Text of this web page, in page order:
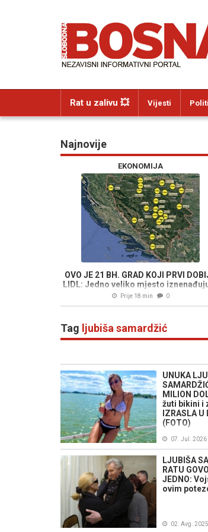
Rat u zalivu 💥 Vijesti
Najnovije
EKONOMIJA
OVO JE 21 BH. GRAD KOJI PRVI
LIDL: Jedno veliko mjesto
izostavljeno
Prije 18 min 0
Tag ljubiša samardžić
UNUKA
MILION
žuti bikini i
IZRASLA
(FOTO)
07. Jul. 2026
LJUBIŠA
RATU
JEDNO:
ovim
02. Avg. 2025